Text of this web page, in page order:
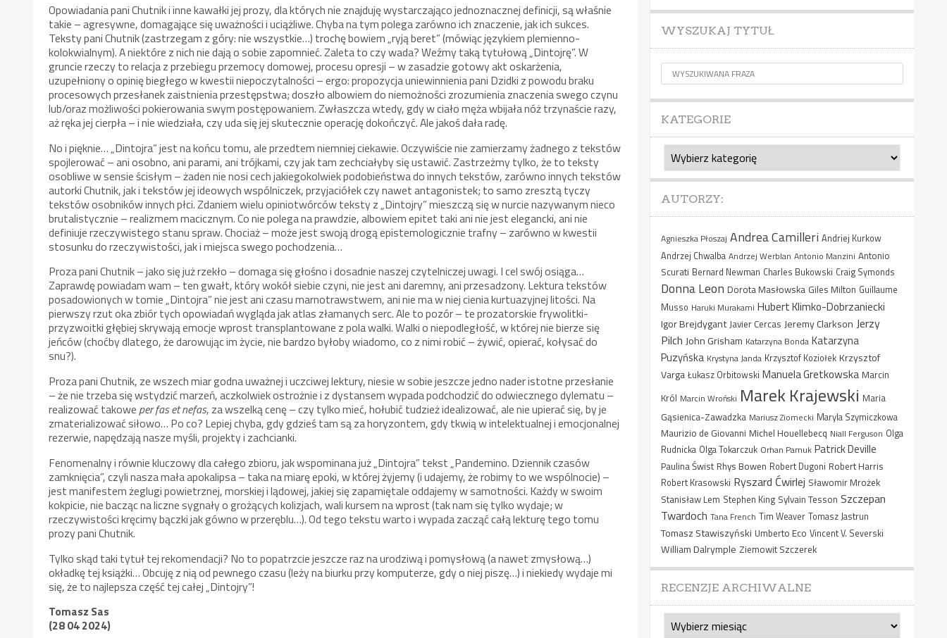
Opowiadania pani Chutnik i inne kawałki jej prozy, dla których nie znajduję wystarczająco jednoznacznej definicji, są właśnie
takie – agresywne, domagające się uważności i uciążliwe. Chyba na tym polega zarówno ich znaczenie, jak ich sukces.
Teksty pani Chutnik (zastrzegam z góry: nie wszystkie…) trochę bowiem „ryją beret” (mówiąc językiem plemienno-
kolokwialnym). A niektóre z nich nie dają o sobie zapomnieć. Zaleta to czy wada? Weźmy taką tytułową „Dintojrę”. W
gruncie rzeczy to relacja z przebiegu przemocy domowej, procesu opresji – w zasadzie gotowy akt oskarżenia,
uzupełniony o opinię biegłego w kwestii niepoczytalności – ergo: propozycja uniewinnienia pani Dzidki z powodu braku
procesowych przesłanek zaistnienia przestępstwa; doszło albowiem do niemożności zrozumienia znaczenia swego czynu
lub/oraz możliwości pokierowania swym postępowaniem. Zwłaszcza wtedy, gdy w ciało męża wbijała nóż trzynaście razy,
aż ręka jej cierpła – i nie wiedziała, czy uda się jej skutecznie operację dokończyć. Ale jakoś dała radę.
No i pięknie… „Dintojra” jest na końcu tomu, ale przedtem niemniej ciekawie. Oczywiście nie zamierzamy żadnego z tekstów
spojlerować – ani osobno, ani parami, ani trójkami, czy jak tam zechciałyby się ustawić. Zastrzeżmy tylko, że to teksty
osobliwe w sensie ścisłym – żaden nie nosi cech jakiegokolwiek podobieństwa do innych tekstów, zarówno innych tekstów
autorki Chutnik, jak i tekstów jej ideowych wspólniczek, przyjaciółek czy nawet antagonistek; to samo zresztą tyczy
tekstów osobników innych płci. Zdaniem wielu opiniotwórców teksty z „Dintojry” mieszczą się w nurcie nazywanym nieco
brutalistycznie – realizmem macicznym. Co nie polega na prawdzie, albowiem epitet taki ani nie jest elegancki, ani nie
definiuje rzeczywistego stanu spraw. Chociaż – może jest swoją drogą epistemologicznie trafny – zarówno w kwestii
stosunku do rzeczywistości, jak i miejsca swego pochodzenia…
Proza pani Chutnik – jako się już rzekło – domaga się głośno i dosadnie naszej czytelniczej uwagi. I cel swój osiąga…
Zaprawdę powiadam wam – ten gwałt, który wokół siebie czyni, nie jest ani daremny, ani przesadzony. Lektura tekstów
posadowionych w tomie „Dintojra” nie jest ani czasu marnotrawstwem, ani nie ma w niej cienia kurtuazyjnej litości. Na
pierwszy rzut oka zbiór tych opowiadań wygląda jak atlas złamanych serc. Ale to pozór – te prozatorskie frywolitki-
przyzwoitki głębiej skrywają emocje wprost transplantowane z pola walki. Walki o niepodległość, w której nie bierze się
jeńców (choćby dlatego, że darowując im życie, nie bardzo byłoby wiadomo, co z nimi robić – żywić, opierać, kołysać do
snu?).
Proza pani Chutnik, ze wszech miar godna uważnej i uczciwej lektury, niesie w sobie jeszcze jedno nader istotne przesłanie
– że nie trzeba się wstydzić marzeń, aczkolwiek ostrożnie i z dystansem wypada podchodzić do odwiecznego dylematu –
realizować takoweper fas et nefas, za wszelką cenę – czy tylko mieć, hołubić tudzież idealizować, ale nie upierać się, by je
zmaterializować siłowo… Po co? Lepiej chyba, gdy gdzieś tam są za horyzontem, gdy tkwią w intelektualnej i emocjonalnej
rezerwie, napędzają nasze myśli, projekty i zachcianki.
Fenomenalny i równie kluczowy dla całego zbioru, jak wspominana już „Dintojra” tekst „Pandemino. Dziennik czasów
zamknięcia”, czyli nasza mała apokalipsa – taka na miarę epoki, w której żyjemy (i udajemy, że robimy to we wspólnocie) –
jest manifestem żeglugi powietrznej, morskiej i lądowej, jakiej się zapamiętale oddajemy w samotności. Każdy w swoim
kokpicie, nie bacząc na liczne sygnały o grożących kolizjach, wali kursem na wprost (tak nam się tylko wydaje; w
rzeczywistości kręcimy bączki jak gówno w przeręblu…). Od tego tekstu warto i wypada zacząć całą lekturę tego tomu
prozy pani Chutnik.
Tylko skąd taki tytuł tej rekomendacji? No to popatrzcie jeszcze raz na urodziwą i pomysłową (a nawet zmysłową…)
okładkę tej książki… Obcuję z nią od pewnego czasu (leży na biurku przy komputerze, gdy o niej piszę…) i niekiedy wydaje mi
się, że to najlepsza część tej całej „Dintojry”!
Tomasz Sas
(28 04 2024)
WYSZUKAJ TYTUŁ
KATEGORIE
Kategorie
AUTORZY:
Agnieszka Płoszaj Andrea Camilleri Andriej Kurkow
Andrzej Chwalba Andrzej Werblan Antonio Manzini Antonio
Scurati Bernard Newman Charles Bukowski Craig Symonds
Donna Leon Dorota Masłowska Giles Milton Guillaume
Musso Haruki Murakami Hubert Klimko-Dobrzaniecki
Igor Brejdygant Javier Cercas Jeremy Clarkson Jerzy
Pilch John Grisham Katarzyna Bonda Katarzyna
Puzyńska Krystyna Janda Krzysztof Koziołek Krzysztof
Varga Łukasz Orbitowski Manuela Gretkowska Marcin
Król Marcin Wroński Marek Krajewski Maria
Gąsienica-Zawadzka Mariusz Ziomecki Maryla Szymiczkowa
Maurizio de Giovanni Michel Houellebecq Niall Ferguson Olga
Rudnicka Olga Tokarczuk Orhan Pamuk Patrick Deville
Paulina Świst Rhys Bowen Robert Dugoni Robert Harris
Robert Krasowski Ryszard Ćwirlej Sławomir Mrożek
Stanisław Lem Stephen King Sylvain Tesson Szczepan
Twardoch Tana French Tim Weaver Tomasz Jastrun
Tomasz Stawiszyński Umberto Eco Vincent V. Severski
William Dalrymple Ziemowit Szczerek
RECENZJE ARCHIWALNE
Recenzje
archiwalne